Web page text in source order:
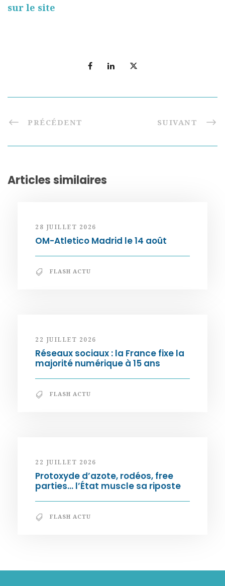
sur le site
PRÉCÉDENT SUIVANT
Articles similaires
28 JUILLET 2026
OM-Atletico Madrid le 14 août
FLASH ACTU
22 JUILLET 2026
Réseaux sociaux : la France fixe la
majorité numérique à 15 ans
FLASH ACTU
22 JUILLET 2026
Protoxyde d’azote, rodéos, free
parties… l’État muscle sa riposte
FLASH ACTU